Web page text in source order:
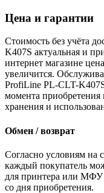
Цена и гарантии
Стоимость без учёта
K407S актуальная и
интернет магазине
увеличится.
ProfiLine PL-CLT-
момента
хранения и
Обмен / возврат
Согласно условиям на
каждый покупатель
для принтера или МФУ
со дня приобретения.